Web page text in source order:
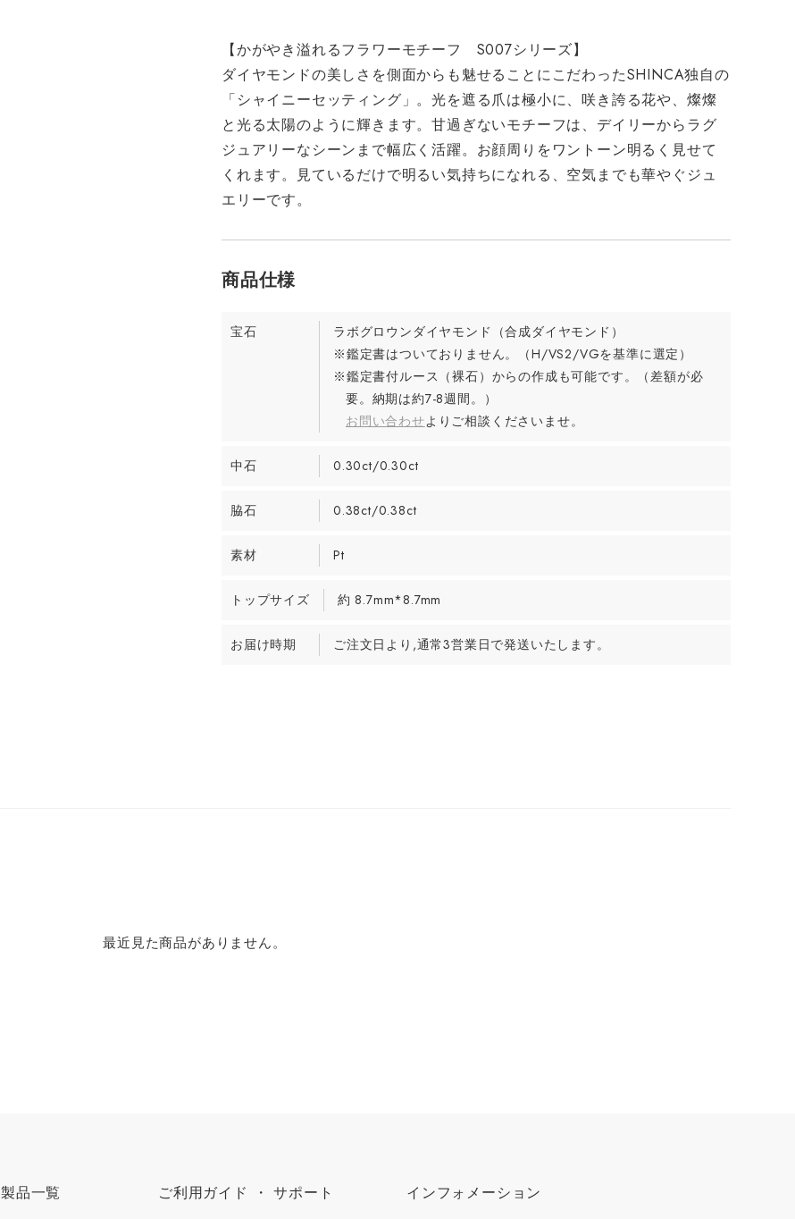
【かがやき溢れるフラワーモチーフ S007シリーズ】
ダイヤモンドの美しさを側面からも魅せることにこだわったSHINCA独自の
「シャイニーセッティング」。光を遮る爪は極小に、咲き誇る花や、燦燦
と光る太陽のように輝きます。甘過ぎないモチーフは、デイリーからラグ
ジュアリーなシーンまで幅広く活躍。お顔周りをワントーン明るく見せて
くれます。見ているだけで明るい気持ちになれる、空気までも華やぐジュ
エリーです。
宝石
ラボグロウンダイヤモンド（合成ダイヤモンド）
※鑑定書はついておりません。（H/VS2/VGを基準に選定）
※鑑定書付ルース（裸石）からの作成も可能です。（差額が必
要。納期は約7-8週間。）
お問い合わせよりご相談くださいませ。
中石 0.30ct/0.30ct
脇石 0.38ct/0.38ct
素材 Pt
トップサイズ 約 8.7mm*8.7mm
お届け時期 ご注文日より,通常3営業日で発送いたします。
最近見た商品がありません。
製品一覧 ご利用ガイド ・ サポート インフォメーション